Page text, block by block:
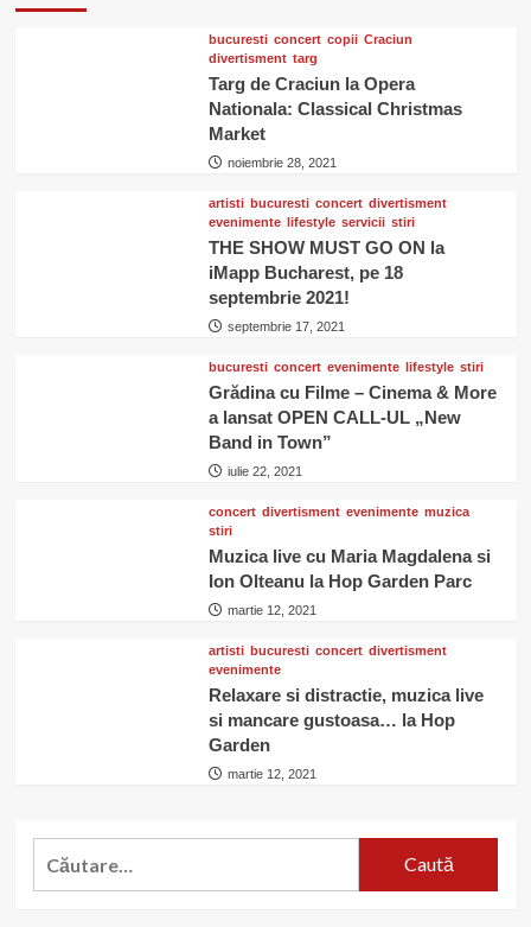
bucuresti concert copii Craciun
divertisment targ
Targ de Craciun la Opera
Nationala: Classical Christmas
Market
noiembrie 28, 2021
artisti bucuresti concert divertisment
evenimente lifestyle servicii stiri
THE SHOW MUST GO ON la
iMapp Bucharest, pe 18
septembrie 2021!
septembrie 17, 2021
bucuresti concert evenimente lifestyle stiri
Grădina cu Filme – Cinema & More
a lansat OPEN CALL-UL „New
Band in Town”
iulie 22, 2021
concert divertisment evenimente muzica
stiri
Muzica live cu Maria Magdalena si
Ion Olteanu la Hop Garden Parc
martie 12, 2021
artisti bucuresti concert divertisment
evenimente
Relaxare si distractie, muzica live
si mancare gustoasa… la Hop
Garden
martie 12, 2021